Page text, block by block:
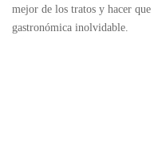
mejor de los tratos y hacer
gastronómica inolvidable.